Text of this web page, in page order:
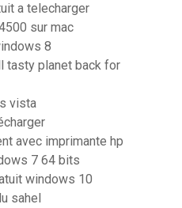
a telecharger
sur mac
8
tasty planet back for
vista
avec imprimante hp
7 64 bits
windows 10
sahel